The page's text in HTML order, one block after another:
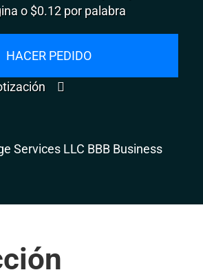
o $0.12 por palabra
HACER PEDIDO